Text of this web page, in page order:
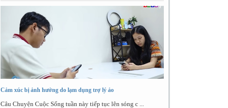
Cảm xúc bị ảnh hưởng do lạm dụng trợ lý ảo
Câu Chuyện Cuộc Sống tuần này tiếp tục lên sóng c ...